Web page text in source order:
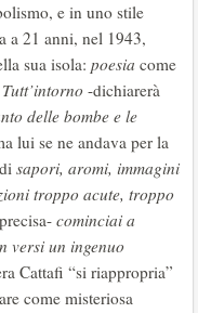
e in uno stile
a 21 anni, nel 1943,
sua isola: poesia come
Tutt’intorno -dichiarerà
delle bombe e le
lui se ne andava per la
sapori, aromi, immagini
troppo acute, troppo
precisa- cominciai a
versi un ingenuo
Cattafi “si riappropria”
come misteriosa